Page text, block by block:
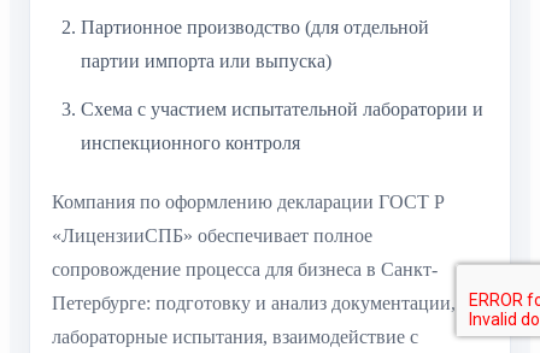
Партионное производство (для отдельной
партии импорта или выпуска)
Схема с участием испытательной лаборатории и
инспекционного контроля
Компания по оформлению декларации ГОСТ Р
«ЛицензииСПБ» обеспечивает полное
сопровождение процесса для бизнеса в Санкт-
Петербурге: подготовку и анализ документации,
лабораторные испытания, взаимодействие с